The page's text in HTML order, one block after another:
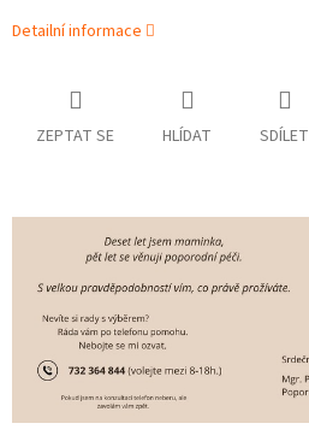
Detailní informace
ZEPTAT SE HLÍDAT SDÍLET